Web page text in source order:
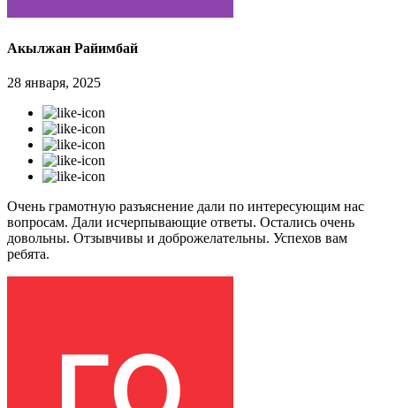
Акылжан Райимбай
28 января, 2025
Очень грамотную разъяснение дали по интересующим нас
вопросам. Дали исчерпывающие ответы. Остались очень
довольны. Отзывчивы и доброжелательны. Успехов вам
ребята.